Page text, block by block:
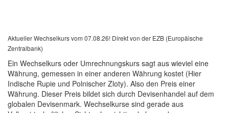
Aktueller Wechselkurs vom 07.08.26! Direkt von der EZB (Europäische
Zentralbank)
Ein Wechselkurs oder Umrechnungskurs sagt aus wieviel eine
Währung, gemessen in einer anderen Währung kostet (Hier
Indische Rupie und Polnischer Zloty). Also den Preis einer
Währung. Dieser Preis bildet sich durch Devisenhandel auf dem
globalen Devisenmark. Wechselkurse sind gerade aus